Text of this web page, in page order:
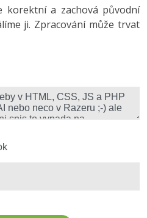
(AI) -10%
korektní a zachová původní
ji. Zpracování může trvat